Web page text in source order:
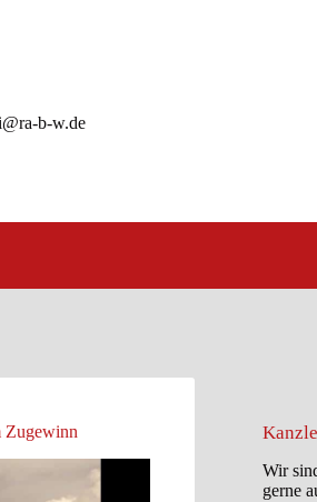
b-w.de
Zugewinn
Wir
gerne